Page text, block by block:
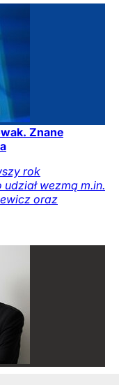
Znane
rok
wezmą m.in.
oraz